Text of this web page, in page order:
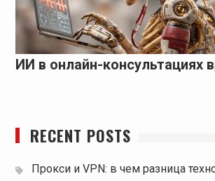
ИИ в онлайн-консультациях
RECENT POSTS
Прокси и VPN: в чем разница